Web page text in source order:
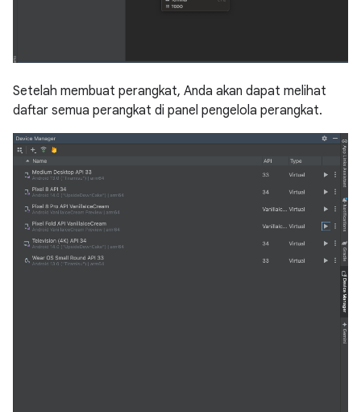
Setelah membuat perangkat, Anda akan dapat melihat
daftar semua perangkat di panel pengelola perangkat.